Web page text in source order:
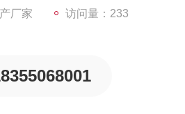
厂家 访问量：233